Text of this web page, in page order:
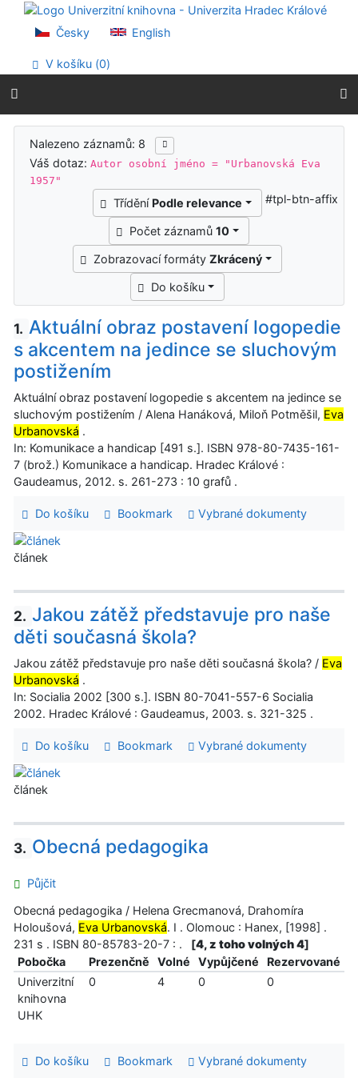
Přejít na obsah
Přejít na menu
Prohlášení o webové přístupnosti
Česky English
V košíku (0)
Výsledky vyhledávání
Nalezeno záznamů: 8
Váš dotaz:Autor osobní jméno = "Urbanovská Eva
1957"
Třídění Podle relevance
Počet záznamů 10
Zobrazovací formáty Zkrácený
Do košíku
#tpl-btn-affix
1. Aktuální obraz postavení logopedie
s akcentem na jedince se sluchovým
postižením
Aktuální obraz postavení logopedie s akcentem na jedince se
sluchovým postižením / Alena Hanáková, Miloň Potměšil, Eva
Urbanovská .
In: Komunikace a handicap [491 s.]. ISBN 978-80-7435-161-
7 (brož.) Komunikace a handicap. Hradec Králové :
Gaudeamus, 2012. s. 261-273 : 10 grafů .
Do košíku Bookmark Vybrané dokumenty
článek
2. Jakou zátěž představuje pro naše
děti současná škola?
Jakou zátěž představuje pro naše děti současná škola? / Eva
Urbanovská .
In: Socialia 2002 [300 s.]. ISBN 80-7041-557-6 Socialia
2002. Hradec Králové : Gaudeamus, 2003. s. 321-325 .
Do košíku Bookmark Vybrané dokumenty
článek
3. Obecná pedagogika
Půjčit
Obecná pedagogika / Helena Grecmanová, Drahomíra
Holoušová, Eva Urbanovská. I . Olomouc : Hanex, [1998] .
231 s . ISBN 80-85783-20-7 : .
[4, z toho volných 4]
Pobočka
Prezenčně Volné Vypůjčené
Rezervované
Univerzitní
knihovna
UHK
0 4 0 0
Do košíku Bookmark Vybrané dokumenty